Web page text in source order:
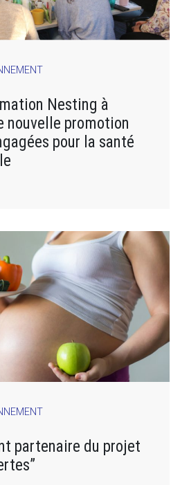
Nesting à
nouvelle promotion
pour la santé
partenaire du projet